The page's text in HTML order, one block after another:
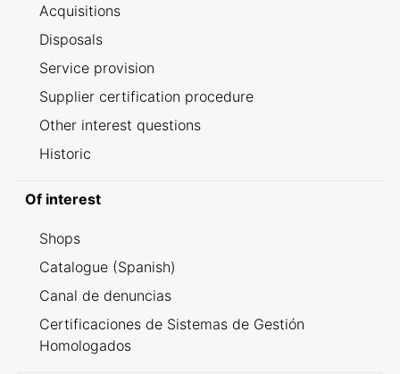
Acquisitions
Disposals
Service provision
Supplier certification procedure
Other interest questions
Historic
Of interest
Shops
Catalogue (Spanish)
Canal de denuncias
Certificaciones de Sistemas de Gestión
Homologados